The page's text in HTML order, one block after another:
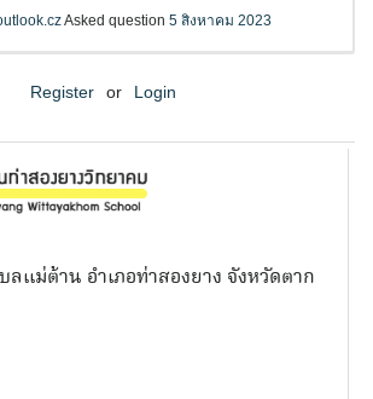
Asked question 5 สิงหาคม 2023
Register or Login
ลแม่ต้าน อำเภอท่าสองยาง จังหวัดตาก